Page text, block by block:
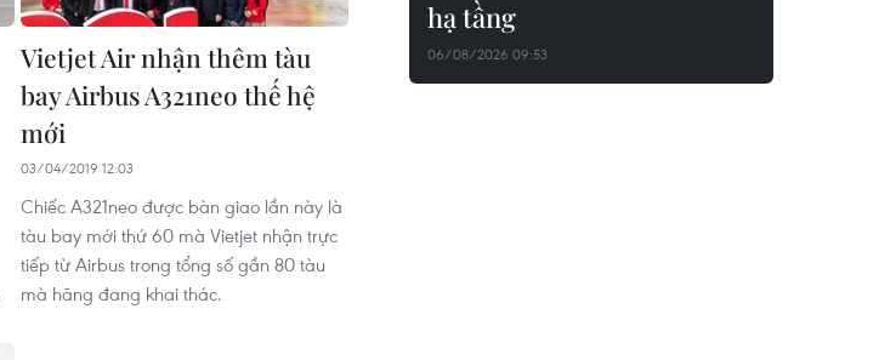
Vietjet Air nhận thêm tàu
bay Airbus A321neo thế hệ
mới
03/04/2019 12:03
Chiếc A321neo được bàn giao lần này là
tàu bay mới thứ 60 mà Vietjet nhận trực
tiếp từ Airbus trong tổng số gần 80 tàu
mà hãng đang khai thác.
hạ tầng
06/08/2026 09:53